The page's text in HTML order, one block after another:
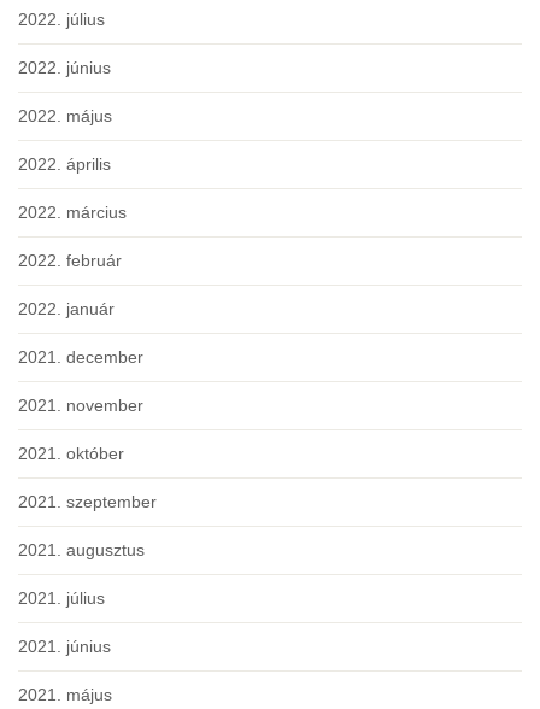
2022. július
2022. június
2022. május
2022. április
2022. március
2022. február
2022. január
2021. december
2021. november
2021. október
2021. szeptember
2021. augusztus
2021. július
2021. június
2021. május